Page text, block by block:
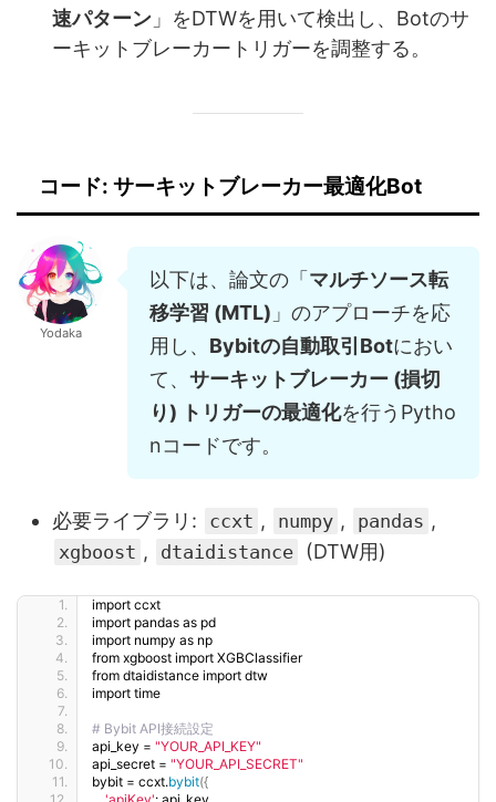
速パターン 」をDTWを用いて検出し、Botのサ
ーキットブレーカートリガーを調整する。
コード: サーキットブレーカー最適化Bot
Yodaka
以下は、論文の「 マルチソース転
移学習 (MTL) 」のアプローチを応
用し、 Bybitの自動取引Botにおい
て、 サーキットブレーカー (損切
り) トリガーの最適化を行うPytho
nコードです。
必要ライブラリ: ccxt , numpy , pandas ,
xgboost , dtaidistance (DTW用)
import ccxt
import pandas as pd
import numpy as np
from xgboost import XGBClassifier
from dtaidistance import dtw
import time
# Bybit API接続設定
api_key = "YOUR_API_KEY"
api_secret = "YOUR_API_SECRET"
bybit = ccxt.bybit({